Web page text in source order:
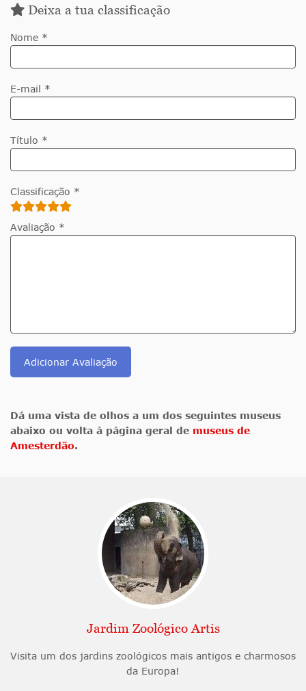
Deixa a tua classificação
Nome *
E-mail *
Título *
Classificação *
Avaliação *
Adicionar Avaliação
Dá uma vista de olhos a um dos seguintes museus
abaixo ou volta à página geral de museus de
Amesterdão.
Jardim Zoológico Artis
Visita um dos jardins zoológicos mais antigos e charmosos
da Europa!